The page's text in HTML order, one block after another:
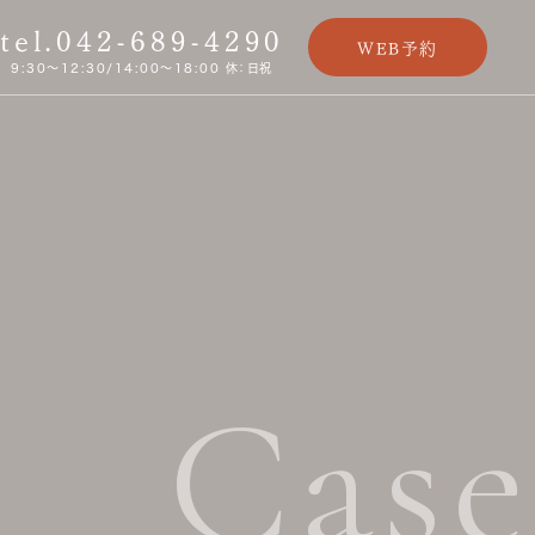
tel.042-689-4290
9:30〜12:30/14:00〜18:00 休：日祝
WEB予約